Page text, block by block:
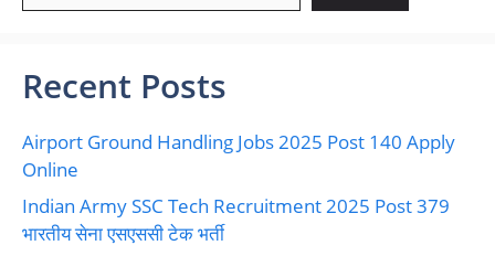
Recent Posts
Airport Ground Handling Jobs 2025 Post 140 Apply
Online
Indian Army SSC Tech Recruitment 2025 Post 379
भारतीय सेना एसएससी टेक भर्ती